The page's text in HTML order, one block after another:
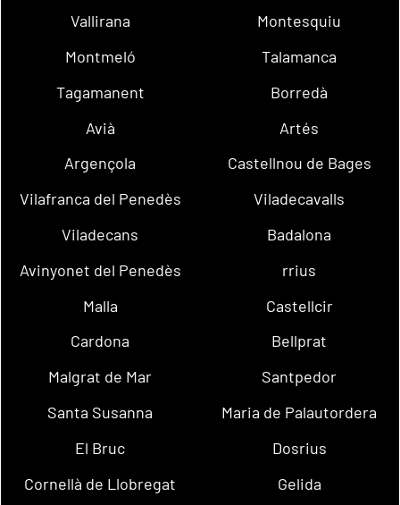
Vallirana
Montesquiu
Montmeló
Talamanca
Tagamanent
Borredà
Avià
Artés
Argençola
Castellnou de Bages
Vilafranca del Penedès
Viladecavalls
Viladecans
Badalona
Avinyonet del Penedès
rrius
Malla
Castellcir
Cardona
Bellprat
Malgrat de Mar
Santpedor
Santa Susanna
Maria de Palautordera
El Bruc
Dosrius
Cornellà de Llobregat
Gelida